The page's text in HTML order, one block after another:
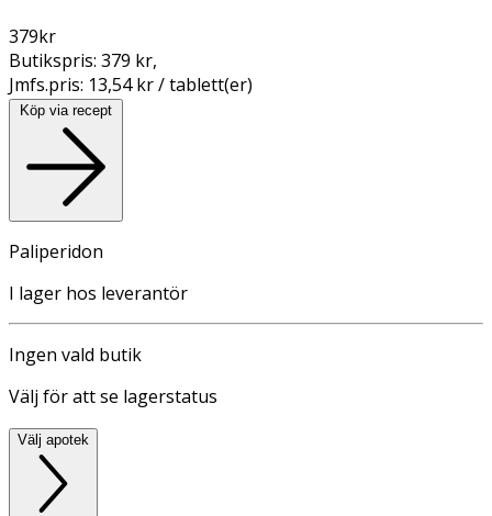
379kr
Butikspris: 379 kr,
Jmfs.pris: 13,54 kr / tablett(er)
Köp via recept
Paliperidon
I lager hos leverantör
Ingen vald butik
Välj för att se lagerstatus
Välj apotek